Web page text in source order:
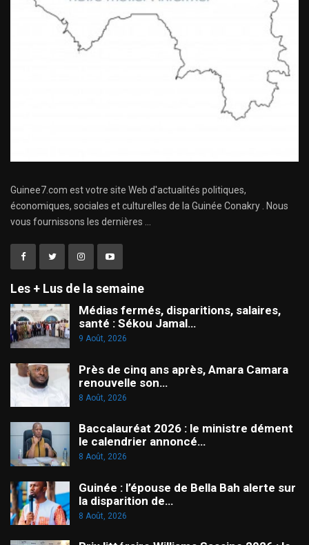
Guinee7.com est votre site Web d'actualités politiques,
économiques, sociales et culturelles de la Guinée Conakry . Nous
vous fournissons les dernières ...
Les + Lus de la semaine
Médias fermés, disparitions, salaires,
santé : Sékou Jamal…
9 Août, 2026
Près de cinq ans après, Amara Camara
renouvelle son…
8 Août, 2026
Baccalauréat 2026 : le ministre dément
le calendrier annoncé…
8 Août, 2026
Guinée : l’épouse de Bella Bah alerte sur
la disparition de…
8 Août, 2026